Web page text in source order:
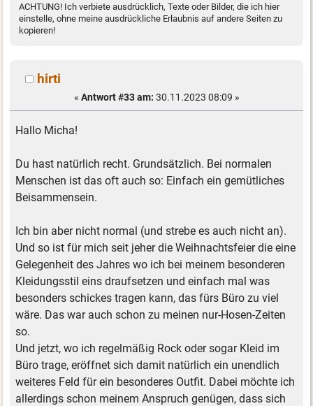
ACHTUNG! Ich verbiete ausdrücklich, Texte oder Bilder, die ich hier
einstelle, ohne meine ausdrückliche Erlaubnis auf andere Seiten zu
kopieren!
hirti
« Antwort #33 am: 30.11.2023 08:09 »
Hallo Micha!
Du hast natürlich recht. Grundsätzlich. Bei normalen
Menschen ist das oft auch so: Einfach ein gemütliches
Beisammensein.
Ich bin aber nicht normal (und strebe es auch nicht an).
Und so ist für mich seit jeher die Weihnachtsfeier die eine
Gelegenheit des Jahres wo ich bei meinem besonderen
Kleidungsstil eins draufsetzen und einfach mal was
besonders schickes tragen kann, das fürs Büro zu viel
wäre. Das war auch schon zu meinen nur-Hosen-Zeiten
so.
Und jetzt, wo ich regelmäßig Rock oder sogar Kleid im
Büro trage, eröffnet sich damit natürlich ein unendlich
weiteres Feld für ein besonderes Outfit. Dabei möchte ich
allerdings schon meinem Anspruch genügen, dass sich